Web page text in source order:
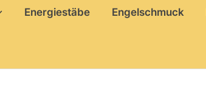
Energiestäbe Engelschmuck